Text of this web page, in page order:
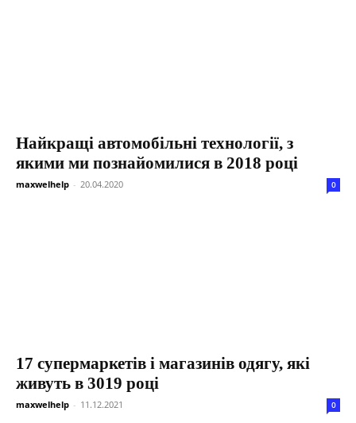
Найкращі автомобільні технології, з
якими ми познайомилися в 2018 році
maxwelhelp - 20.04.2020 0
17 супермаркетів і магазинів одягу, які
живуть в 3019 році
maxwelhelp - 11.12.2021 0